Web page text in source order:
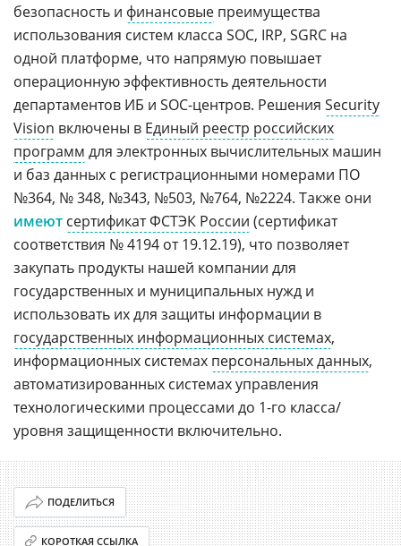
безопасность и финансовые преимущества
использования систем класса SOC, IRP, SGRC на
одной платформе, что напрямую повышает
операционную эффективность деятельности
департаментов ИБ и SOC-центров. Решения Security
Vision включены в Единый реестр российских
программ для электронных вычислительных машин
и баз данных c регистрационными номерами ПО
№364, № 348, №343, №503, №764, №2224. Также они
имеют сертификат ФСТЭК России (сертификат
соответствия № 4194 от 19.12.19), что позволяет
закупать продукты нашей компании для
государственных и муниципальных нужд и
использовать их для защиты информации в
государственных информационных системах,
информационных системах персональных данных,
автоматизированных системах управления
технологическими процессами до 1-го класса/
уровня защищенности включительно.
ПОДЕЛИТЬСЯ
КОРОТКАЯ ССЫЛКА